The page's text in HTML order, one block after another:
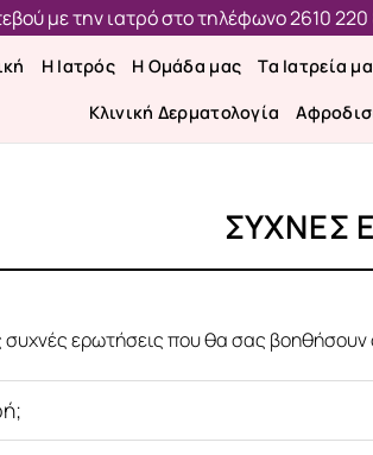
με την ιατρό στο τηλέφωνο2610
Η Ιατρός Η Ομάδα μας Τα Ιατρεία
Κλινική Δερματολογία
ΣΥΧΝΕΣ
ερωτήσεις που θα σας βοηθήσουν